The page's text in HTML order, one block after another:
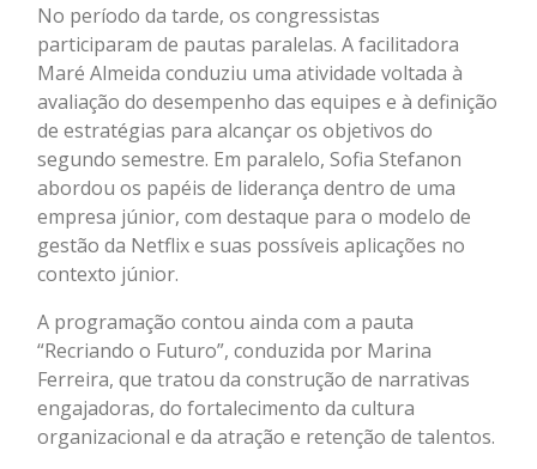
No período da tarde, os congressistas
participaram de pautas paralelas. A facilitadora
Maré Almeida conduziu uma atividade voltada à
avaliação do desempenho das equipes e à definição
de estratégias para alcançar os objetivos do
segundo semestre. Em paralelo, Sofia Stefanon
abordou os papéis de liderança dentro de uma
empresa júnior, com destaque para o modelo de
gestão da Netflix e suas possíveis aplicações no
contexto júnior.
A programação contou ainda com a pauta
“Recriando o Futuro”, conduzida por Marina
Ferreira, que tratou da construção de narrativas
engajadoras, do fortalecimento da cultura
organizacional e da atração e retenção de talentos.